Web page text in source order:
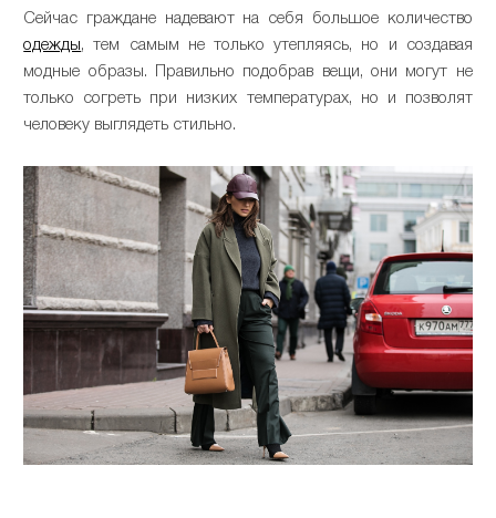
Сейчас граждане надевают на себя большое количество
одежды, тем самым не только утепляясь, но и создавая
модные образы. Правильно подобрав вещи, они могут не
только согреть при низких температурах, но и позволят
человеку выглядеть стильно.